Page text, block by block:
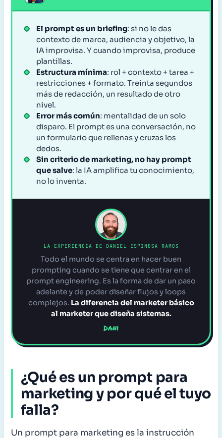
El prompt es un briefing: si no le das
contexto de marca, audiencia y objetivo, la
IA improvisa. Y cuando improvisa, produce
plantillas.
Estructura mínima: rol + contexto + tarea +
restricciones + formato. Treinta segundos
más de redacción, un resultado de otro
nivel.
Error más común: mentalidad de un solo
disparo. El prompt es una conversación, no
un formulario que rellenas y cruzas los
dedos.
Sin criterio de marketing, no hay prompt
que salve: la IA amplifica tu conocimiento,
no lo inventa.
LA EXPERIENCIA DE DANIEL ESPINOSA RAMOS
Todo el mundo se centra en hacer buen
prompting cuando se tiene que centrar en el
prompt engineering. Es la forma de dar un paso
adelante y de poder diseñar flujos y loops
complejos. La diferencia del marketer básico
al marketer que diseña sistemas.
Dani
¿Qué es un prompt para
marketing y por qué el tuyo
falla?
Un prompt para marketing es la instrucción